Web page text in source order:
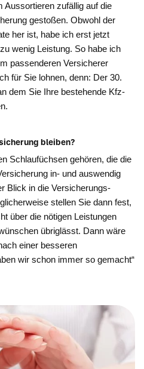
Aussortieren zufällig auf die
gestoßen. Obwohl der
her ist, habe ich erst jetzt
wenig Leistung. So habe ich
passenderen Versicherer
für Sie lohnen, denn: Der 30.
dem Sie Ihre bestehende Kfz-
bleiben?
Schlaufüchsen gehören, die die
in- und auswendig
Blick in die Versicherungs-
stellen Sie dann fest,
über die nötigen Leistungen
übriglässt. Dann wäre
einer besseren
wir schon immer so gemacht“